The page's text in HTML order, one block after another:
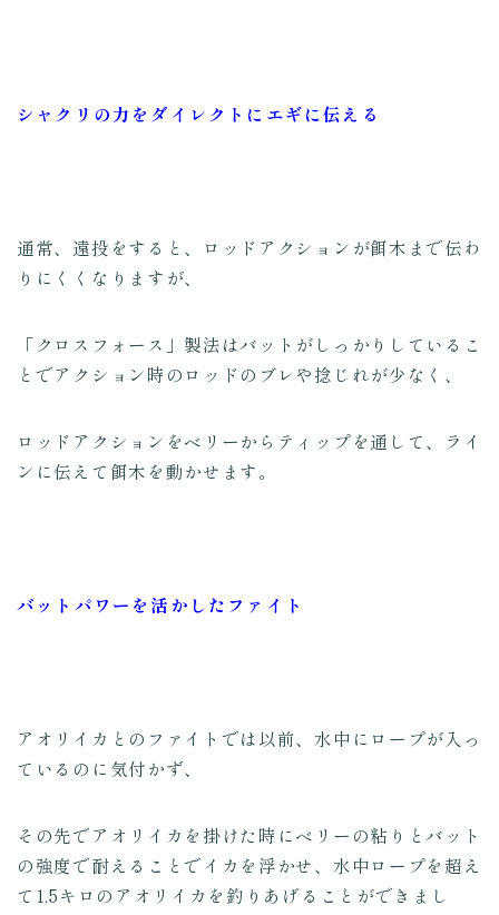
シャクリの力をダイレクトにエギに伝える
通常、遠投をすると、ロッドアクションが餌木まで伝わ
りにくくなりますが、
「クロスフォース」製法はバットがしっかりしているこ
とでアクション時のロッドのブレや捻じれが少なく、
ロッドアクションをベリーからティップを通して、ライ
ンに伝えて餌木を動かせます。
バットパワーを活かしたファイト
アオリイカとのファイトでは以前、水中にロープが入っ
ているのに気付かず、
その先でアオリイカを掛けた時にベリーの粘りとバット
の強度で耐えることでイカを浮かせ、水中ロープを超え
て1.5キロのアオリイカを釣りあげることができまし